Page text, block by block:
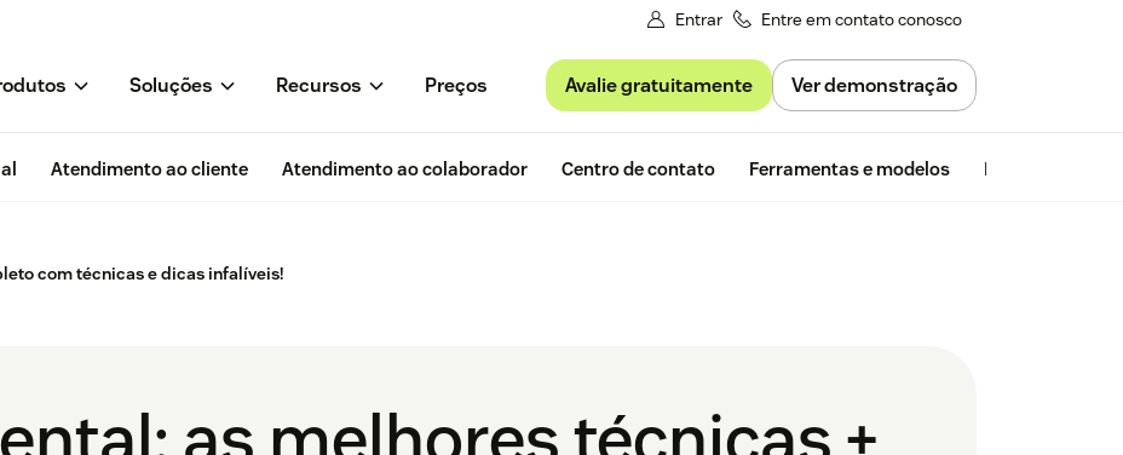
Entrar Entre em contato conosco
Soluções Recursos Preços Avalie gratuitamente Ver demonstração
Atendimento ao cliente Atendimento ao colaborador Centro de contato Ferramentas e modelos Insights da
com técnicas e dicas infalíveis!